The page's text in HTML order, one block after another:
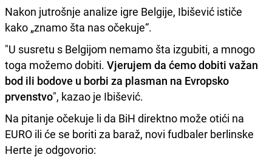
Nakon jutrošnje analize igre Belgije, Ibišević ističe
kako „znamo šta nas očekuje“.
"U susretu s Belgijom nemamo šta izgubiti, a mnogo
toga možemo dobiti. Vjerujem da ćemo dobiti važan
bod ili bodove u borbi za plasman na Evropsko
prvenstvo", kazao je Ibišević.
Na pitanje očekuje li da BiH direktno može otići na
EURO ili će se boriti za baraž, novi fudbaler berlinske
Herte je odgovorio: